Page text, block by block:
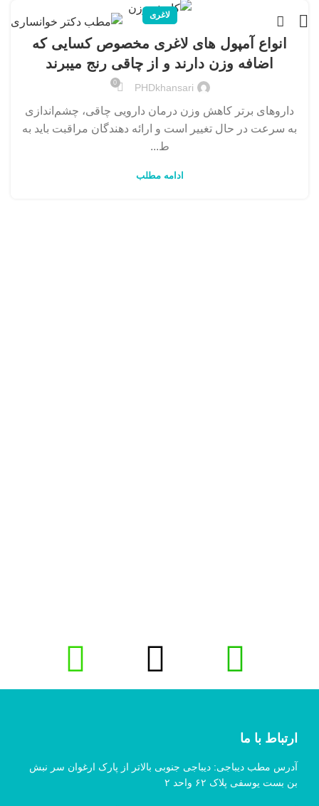
لاغری
انواع آمپول های لاغری مخصوص کسایی که
اضافه وزن دارند و از چاقی رنج میبرند
PHDkhansari
0
داروهای برتر کاهش وزن درمان دارویی چاقی، چشم‌اندازی
به سرعت در حال تغییر است و ارائه دهندگان مراقبت باید به
ط...
ادامه مطلب
ارتباط با ما
آدرس مطب دیباجی: دیباجی جنوبی بالاتر از پارک ارغوان سر نبش
بن بست یوسفی پلاک ۶۲ واحد ۲